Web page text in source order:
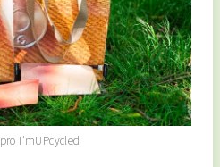
I'mUPcycled